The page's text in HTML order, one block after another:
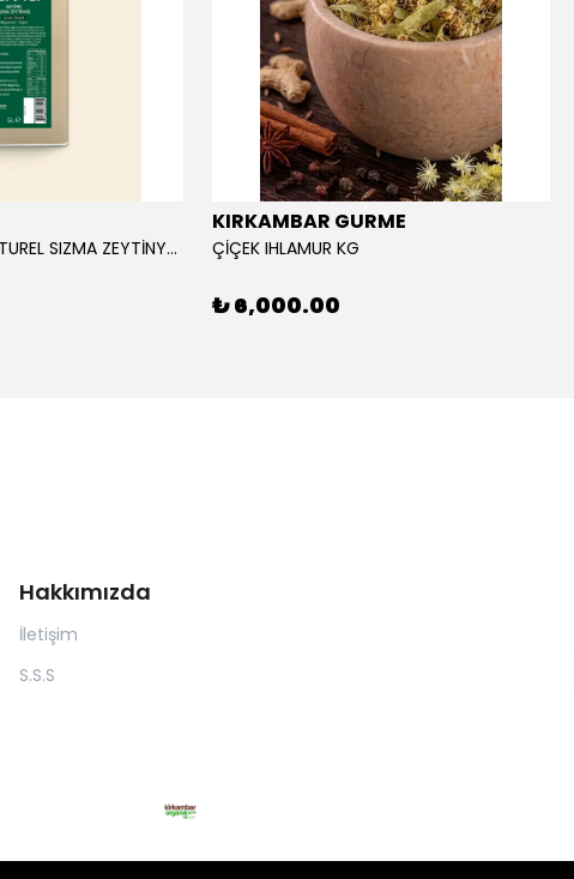
RAVLA ORGANİK NATUREL SIZMA ZEYTİNYAĞI 5L
KIRKAMBAR GURME
ÇİÇEK IHLAMUR KG
₺ 6,000.00
Hakkımızda
İletişim
S.S.S